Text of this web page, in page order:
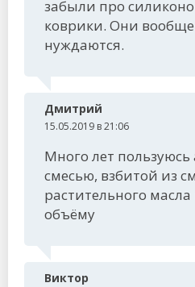
забыли про
коврики. Они вообще
нуждаются.
Дмитрий
15.05.2019 в 21:06
Много лет
смесью, взбитой из
растительного
объёму
Виктор